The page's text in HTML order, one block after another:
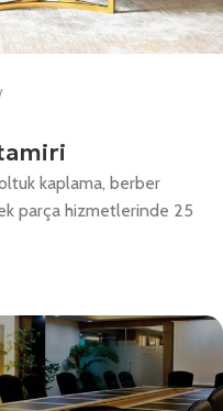
kaplama, berber
parça hizmetlerinde 25